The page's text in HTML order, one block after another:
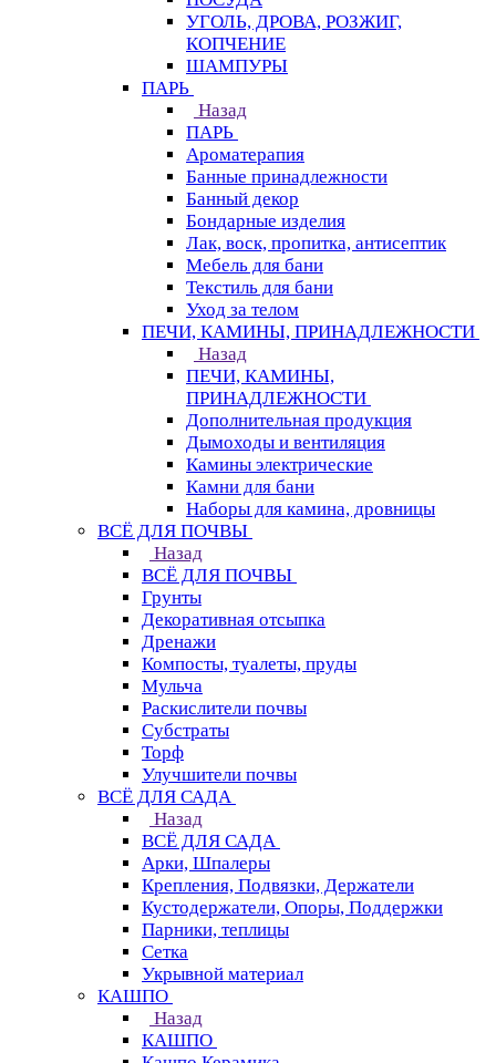
УГОЛЬ, ДРОВА, РОЗЖИГ,
КОПЧЕНИЕ
ШАМПУРЫ
ПАРЬ
Назад
ПАРЬ
Ароматерапия
Банные принадлежности
Банный декор
Бондарные изделия
Лак, воск, пропитка, антисептик
Мебель для бани
Текстиль для бани
Уход за телом
ПЕЧИ, КАМИНЫ, ПРИНАДЛЕЖНОСТИ
Назад
ПЕЧИ, КАМИНЫ,
ПРИНАДЛЕЖНОСТИ
Дополнительная продукция
Дымоходы и вентиляция
Камины электрические
Камни для бани
Наборы для камина, дровницы
ВСЁ ДЛЯ ПОЧВЫ
Назад
ВСЁ ДЛЯ ПОЧВЫ
Грунты
Декоративная отсыпка
Дренажи
Компосты, туалеты, пруды
Мульча
Раскислители почвы
Субстраты
Торф
Улучшители почвы
ВСЁ ДЛЯ САДА
Назад
ВСЁ ДЛЯ САДА
Арки, Шпалеры
Крепления, Подвязки, Держатели
Кустодержатели, Опоры, Поддержки
Парники, теплицы
Сетка
Укрывной материал
КАШПО
Назад
КАШПО